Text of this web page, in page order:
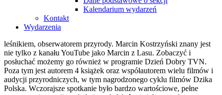
Kalendarium wydarzeń
Kontakt
Wydarzenia
leśnikiem, obserwatorem przyrody. Marcin Kostrzyński znany jest
nie tylko z kanału YouTube jako Marcin z Lasu. Zobaczyć i
posłuchać możemy go również w programie Dzień Dobry TVN.
Poza tym jest autorem 4 książek oraz współautorem wielu filmów i
audycji przyrodniczych, w tym nagrodzonego cyklu filmów Dzika
Polska. Wczorajsze spotkanie było bardzo wartościowe, pełne